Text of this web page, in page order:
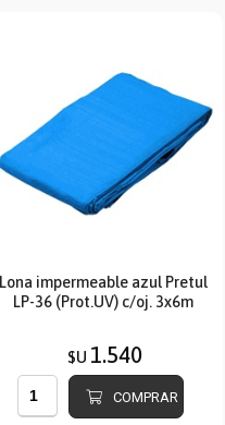
Lona impermeable azul Pretul
LP-36 (Prot.UV) c/oj. 3x6m
$U 1.540
COMPRAR